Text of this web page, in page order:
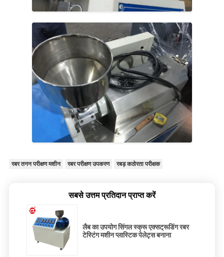
रबर तनन परीक्षण मशीन रबर परीक्षण उपकरण रबड़ कठोरता परीक्षक
सबसे उत्तम प्रतिदान प्राप्त करें
लैब का उपयोग सिंगल स्क्रू एक्सट्रूडिंग रबर
टेस्टिंग मशीन प्लास्टिक पेलेट्स बनाना